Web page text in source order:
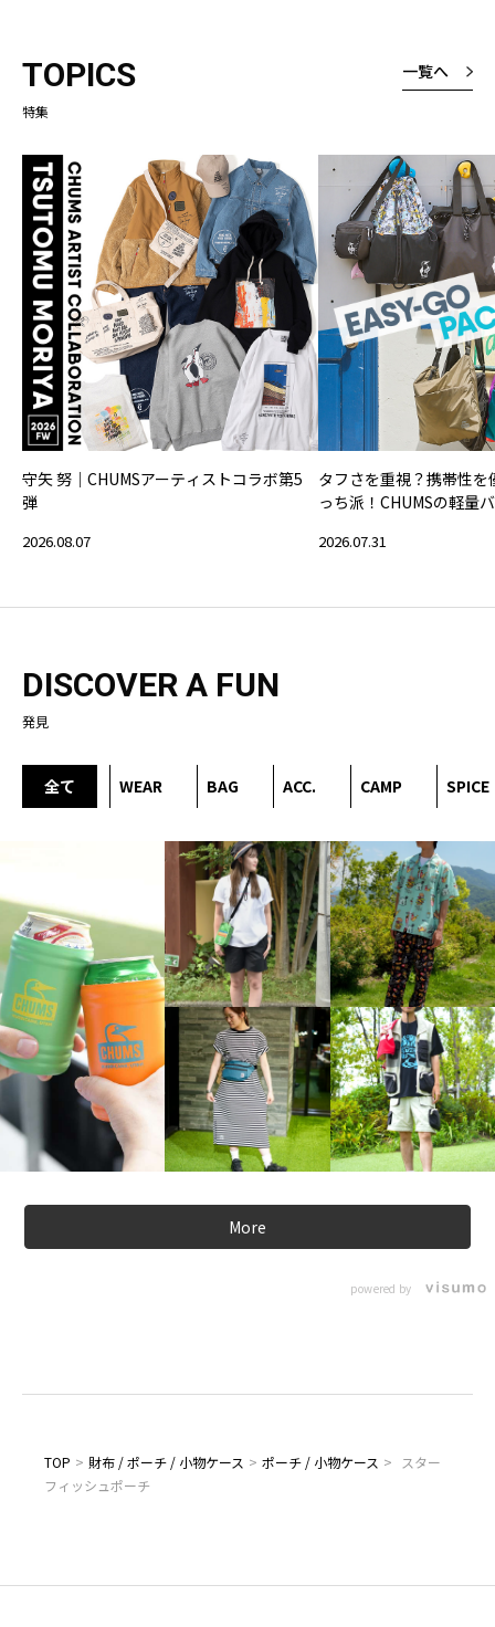
TOPICS
特集
一覧へ
守矢 努｜CHUMSアーティストコラボ第5
弾
2026.08.07
タフさを重視？携帯性
っち派！CHUMSの軽量
2026.07.31
DISCOVER A FUN
発見
全て WEAR BAG ACC. CAMP SPICE
More
powered by
TOP > 財布 / ポーチ / 小物ケース > ポーチ / 小物ケース >
スター
フィッシュポーチ